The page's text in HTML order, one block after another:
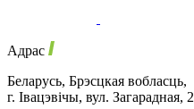
Адрас
Беларусь, Брэсцкая вобласць,
г. Івацэвічы, вул. Загарадная, 2